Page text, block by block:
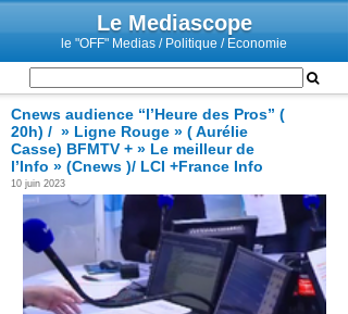
Le Mediascope
le "OFF" Medias / Politique / Economie
Cnews audience “l’Heure des Pros” (
20h) / » Ligne Rouge » ( Aurélie
Casse) BFMTV + » Le meilleur de
l’Info » (Cnews )/ LCI +France Info
10 juin 2023